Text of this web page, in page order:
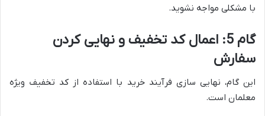
با مشکلی مواجه نشوید.
گام 5: اعمال کد تخفیف و نهایی کردن
سفارش
این گام، نهایی سازی فرآیند خرید با استفاده از کد تخفیف ویژه
معلمان است.